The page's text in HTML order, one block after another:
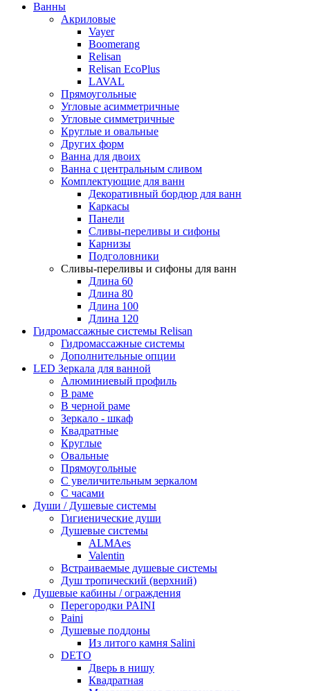
Ванны
Акриловые
Vayer
Boomerang
Relisan
Relisan EcoPlus
LAVAL
Прямоугольные
Угловые асимметричные
Угловые симметричные
Круглые и овальные
Других форм
Ванна для двоих
Ванна с центральным сливом
Комплектующие для ванн
Декоративный бордюр для ванн
Каркасы
Панели
Сливы-переливы и сифоны
Карнизы
Подголовники
Сливы-переливы и сифоны для ванн
Длина 60
Длина 80
Длина 100
Длина 120
Гидромассажные системы Relisan
Гидромассажные системы
Дополнительные опции
LED Зеркала для ванной
Алюминиевый профиль
В раме
В черной раме
Зеркало - шкаф
Квадратные
Круглые
Овальные
Прямоугольные
С увеличительным зеркалом
С часами
Души / Душевые системы
Гигиенические души
Душевые системы
ALMAes
Valentin
Встраиваемые душевые системы
Душ тропический (верхний)
Душевые кабины / ограждения
Перегородки PAINI
Paini
Душевые поддоны
Из литого камня Salini
DETO
Дверь в нишу
Квадратная